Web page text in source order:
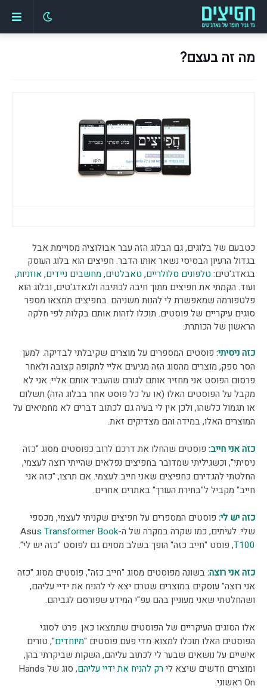
מה זה בעצם?
כטבעם של בלוגים, גם הבלוג הזה עבר אבולוציה מסויימת אבל
בגדול הרעיון הבסיסי נשאר אותו הדבר. חפיצים הוא בלוג העוסק
בגאדג'טים:טלפונים סלולריים,טאבלטים,מחשבים ניידים,אוזניות,
ועוד. הקמתי את חפיצים מתוך חיבה לכתיבה ולגאדג'טים, ובלוג הוא
פלטפורמה שמאפשרת לי להנות משניהם. בחפיצים תמצאו מספר
סוגים עיקריים של פוסטים. תוכלו לזהות אותם בקלות לפי חלקה
הראשון של הכותרת:
כזה ניסיתי: פוסטים המספרים על מוצרים שקיבלתי לבדיקה. למען
הסר ספק, מוצרים מהסוג הזה מגיעים אליי לתקופה קצובה ולאחר
פרסום הפוסט אני מחזיר אותם לגורם שהעביר אותם אליי. אני לא
מקבל על הפוסטים האלו (או על כל פוסט אחר בבלוג הזה) תשלום
או תגמול כלשהו, ולכן אין לי בעיה גם לכתוב דברים לא מחמיאים על
המוצרים האלו, במידה והם מצדיקים זאת.
כזה אני חייב: פוסטים שהחלו את דרכם לרוב כפוסטים מסוג "כזה
ניסיתי", וכשגיליתי שמדובר בחפיצים נפלאים שהייתי רוצה לעצמי,
החלטתי להגדירם כחפיצים שאני חייב לעצמי. אם תרצו, "כזה אני
חייב" מקביל ל"בחירת העורך" באתרים אחרים.
כזה יש לי: פוסטים המספרים על חפיצים שקניתי לעצמי, מכספי
שלי. לעיתים, כמו שקרה במקרה של ה-
Asus Transformer Book
T100, פוסט "חייב כזה" הופך בשלב מסוים גם לפוסט "כזה יש לי".
כזה אני רוצה:בשונה מפוסטים מסוג "חייב כזה", פוסטים מסוג "כזה
אני רוצה" עוסקים במוצרים שטרם יצא לי להניח את ידיי עליהם,
ושהחלטתי שאני מעוניין בהם עפ"י המידע שפורסם לגביהם.
אלו הסוגים העיקריים של הפוסטים שתמצאו כאן. פרט לסוגי
הפוסטים האלו תוכלו למצוא מדי פעם פוסטים "מיוחדים", טורים
אישיים על נושאים שבער לי לכתוב עליהם, השקות שביקרתי בהן,
ומוצרים חדשים שיצא לירק להניח את ידיי עליהם
, סוג של Hands
On ראשוני.